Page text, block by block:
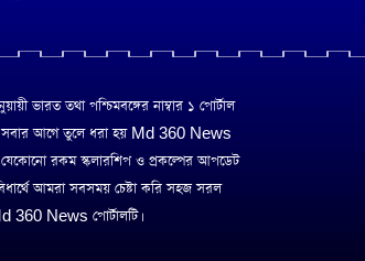
ভারত তথা পশ্চিমবঙ্গের নাম্বার ১ পোর্টাল
সবার আগে তুলে ধরা হয় Md 360 News
যেকোনো রকম স্কলারশিপ ও প্রকল্পের আপডেট
আমরা সবসময় চেষ্টা করি সহজ সরল
360 News পোর্টালটি।